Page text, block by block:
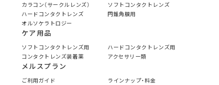
カラコン（サークルレンズ）
ソフトコンタクトレンズ
ハードコンタクトレンズ
円錐角膜用
オルソケラトロジー
ケア用品
ソフトコンタクトレンズ用
ハードコンタクトレンズ用
コンタクトレンズ装着薬
アクセサリー類
メルスプラン
ご利用ガイド
ラインナップ・料金